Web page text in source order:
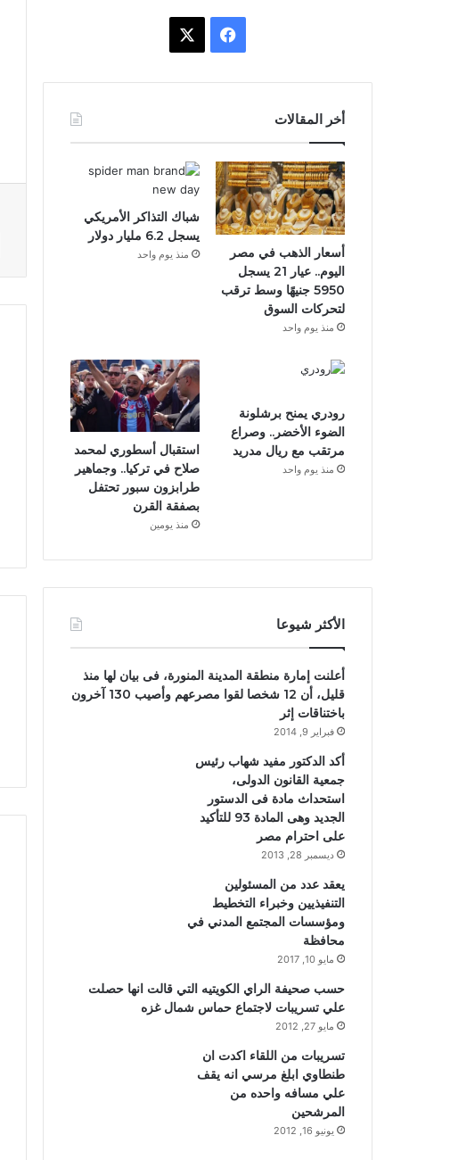
ب
و
ك
أخر المقالات
أسعار الذهب في مصر
اليوم.. عيار 21 يسجل
5950 جنيهًا وسط ترقب
لتحركات السوق
منذ يوم واحد
شباك التذاكر الأمريكي
يسجل 6.2 مليار دولار
منذ يوم واحد
رودري يمنح برشلونة
الضوء الأخضر.. وصراع
مرتقب مع ريال مدريد
منذ يوم واحد
استقبال أسطوري لمحمد
صلاح في تركيا.. وجماهير
طرابزون سبور تحتفل
بصفقة القرن
منذ يومين
الأكثر شيوعا
أعلنت إمارة منطقة المدينة المنورة، فى بيان لها منذ
قليل، أن 12 شخصا لقوا مصرعهم وأصيب 130 آخرون
باختناقات إثر
فبراير 9, 2014
أكد الدكتور مفيد شهاب رئيس
جمعية القانون الدولى،
استحداث مادة فى الدستور
الجديد وهى المادة 93 للتأكيد
على احترام مصر
ديسمبر 28, 2013
يعقد عدد من المسئولين
التنفيذيين وخبراء التخطيط
ومؤسسات المجتمع المدني في
محافظة
مايو 10, 2017
حسب صحيفة الراي الكويتيه التي قالت انها حصلت
علي تسريبات لاجتماع حماس شمال غزه
مايو 27, 2012
تسريبات من اللقاء اكدت ان
طنطاوي ابلغ مرسي انه يقف
علي مسافه واحده من
المرشحين
يونيو 16, 2012